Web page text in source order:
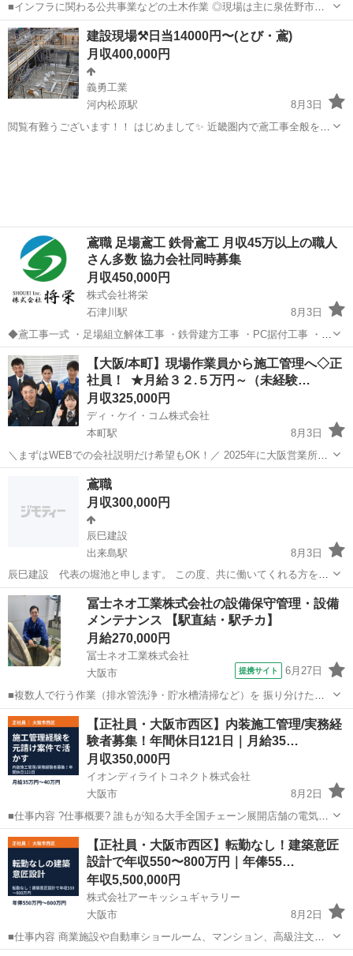
■インフラに関わる公共事業などの土木作業 ◎現場は主に泉佐野市内
になります。 ◎事務所に集合し、各現場へ向かいます。 ■月給
286,000円～352,000円 ※経験・能力により給与優遇します ■8:00～
17:00
大阪 泉佐野市 施工管理
建設現場⚒日当14000円〜(とび・鳶)
月収400,000円
義勇工業
河内松原駅
8月3日
閲覧有難うございます！！ はじめまして✨ 近畿圏内で鳶工事全般を行
鳶職 足場鳶工 鉄骨鳶工 月収45万以上の職人
さん多数 協力会社同時募集
月収450,000円
株式会社将栄
石津川駅
8月3日
◆鳶工事一式 ・足場組立解体工事 ・鉄骨建方工事 ・PC据付工事 ・建
設機械組立解体工事 ・その他 鳶工事一式 ◆将栄では従業員＆協力会
社募集中 詳しくはホームページご覧下さい。 https://shou...
大阪 堺市 石津川駅 鳶職 業務
【大阪/本町】現場作業員から施工管理へ◇正
社員！ ★月給３２.５万円～（未経験…
月収325,000円
ディ・ケイ・コム株式会社
本町駅
8月3日
＼まずはWEBでの会社説明だけ希望もOK！／ 2025年に大阪営業所を
開業しました！ 東京本社は40年近くの実績があります！ ＼ゼロからキ
ャリアを築ける！／ ✅研修＆OJTで安心デビュー ✅将来は施工管理や
本町駅
鳶職
月収300,000円
辰巳建設
出来島駅
8月3日
辰巳建設 代表の堀池と申します。 この度、共に働いてくれる方を募
集しております。 業務内容としましては 建設現場での足場の組み立
て、解体がメインとなります。 経験がなくても一から丁寧に教えてま
すので 未経験者でも真面目で元気...
大阪 大阪市 出来島駅 鳶職 未経験
冨士ネオ工業株式会社の設備保守管理・設備
メンテナンス 【駅直結・駅チカ】
月給270,000円
冨士ネオ工業株式会社
大阪市
提携サイト 6月27日
■複数人で行う作業（排水管洗浄・貯水槽清掃など）を 振り分けた
後、担当現場の保守点検を1ヵ月の中 ご自身でスケジューリングして
いただきます。 ▽具体的に・・・ ●排水処理施設の保守点検 ●設備メ
ンテナンス業務 ●排水...
大阪 大阪市 施工管理
【正社員・大阪市西区】内装施工管理/実務経
験者募集！年間休日121日｜月給35…
月収350,000円
イオンディライトコネクト株式会社
大阪市
8月2日
■仕事内容 ?仕事概要? 誰もが知る大手全国チェーン展開店舗の電気施
工管理をお任せします。 元請けとして、顧客の要望をダイレクトに形
にする醍醐味を味わえます 。 ?仕事内容? 【業務詳細】 ・顧客との打
ち合わ...
大阪 大阪市 土木 未経験
【正社員・大阪市西区】転勤なし！建築意匠
設計で年収550〜800万円｜年俸55…
年収5,500,000円
株式会社アーキッシュギャラリー
大阪市
8月2日
■仕事内容 商業施設や自動車ショールーム、マンション、高級注文住
宅などの プラン作成・建築意匠設計・現場監理をお任せします。 ≪具